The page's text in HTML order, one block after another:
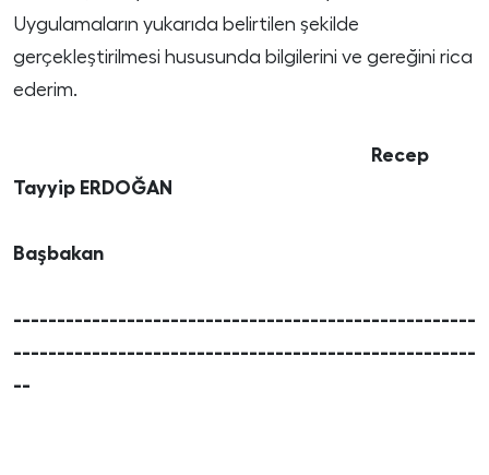
Uygulamaların yukarıda belirtilen şekilde
gerçekleştirilmesi hususunda bilgilerini ve gereğini rica
ederim.
Recep
Tayyip ERDOĞAN
Başbakan
-----------------------------------------------------
-----------------------------------------------------
--